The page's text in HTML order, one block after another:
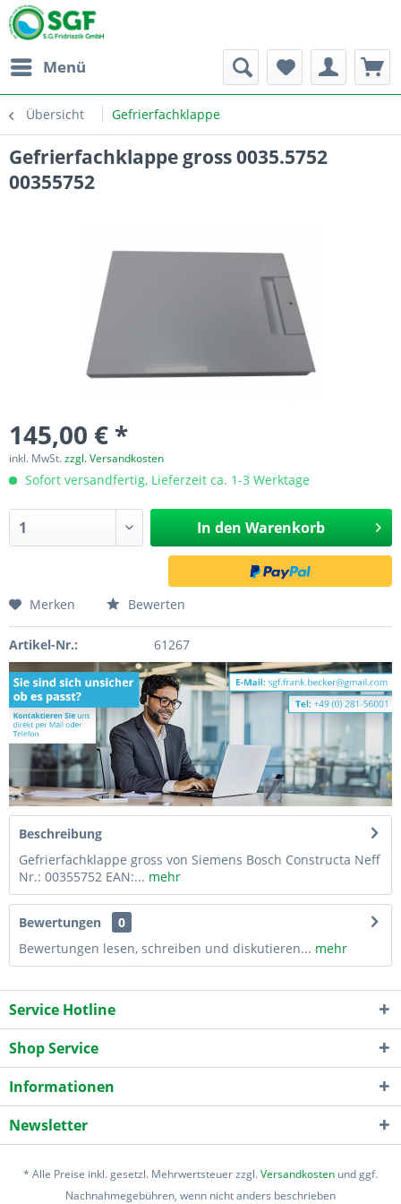
Menü
Übersicht Gefrierfachklappe
Gefrierfachklappe gross 0035.5752
00355752
145,00 € *
inkl. MwSt.zzgl. Versandkosten
Sofort versandfertig, Lieferzeit ca. 1-3 Werktage
In den Warenkorb
Merken Bewerten
Artikel-Nr.: 61267
Beschreibung
Gefrierfachklappe gross von Siemens Bosch Constructa Neff
Nr.: 00355752 EAN:... mehr
Bewertungen
0
Bewertungen lesen, schreiben und diskutieren... mehr
Service Hotline
Shop Service
Informationen
Newsletter
* Alle Preise inkl. gesetzl. Mehrwertsteuer zzgl.Versandkosten und ggf.
Nachnahmegebühren, wenn nicht anders beschrieben